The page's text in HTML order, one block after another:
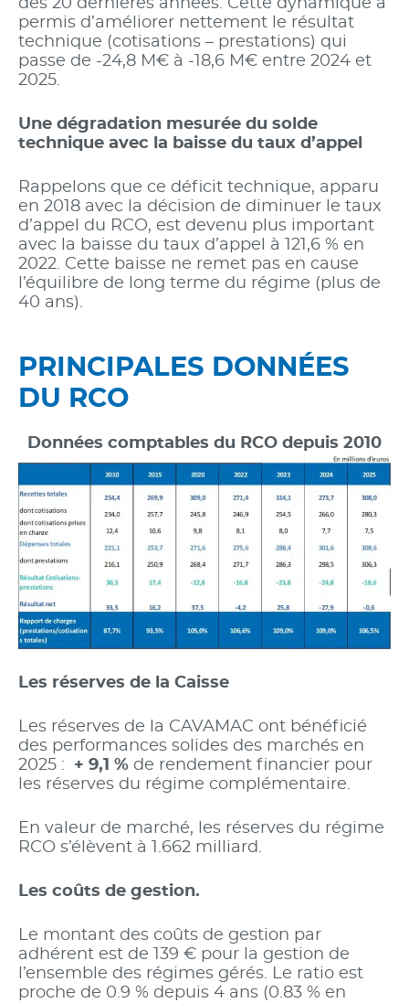
des 20 dernières années. Cette dynamique a
permis d’améliorer nettement le résultat
technique (cotisations – prestations) qui
passe de -24,8 M€ à -18,6 M€ entre 2024 et
2025.
Une dégradation mesurée du solde
technique avec la baisse du taux d’appel
Rappelons que ce déficit technique, apparu
en 2018 avec la décision de diminuer le taux
d’appel du RCO, est devenu plus important
avec la baisse du taux d’appel à 121,6 % en
2022. Cette baisse ne remet pas en cause
l’équilibre de long terme du régime (plus de
40 ans).
PRINCIPALES DONNÉES
DU RCO
Données comptables du RCO depuis 2010
Les réserves de la Caisse
Les réserves de la CAVAMAC ont bénéficié
des performances solides des marchés en
2025 : + 9,1 % de rendement financier pour
les réserves du régime complémentaire.
En valeur de marché, les réserves du régime
RCO s’élèvent à 1.662 milliard.
Les coûts de gestion.
Le montant des coûts de gestion par
adhérent est de 139 € pour la gestion de
l’ensemble des régimes gérés. Le ratio est
proche de 0.9 % depuis 4 ans (0.83 % en